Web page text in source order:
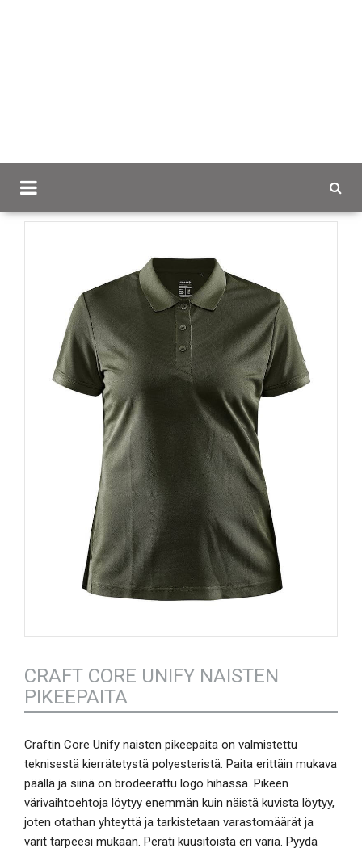
CRAFT CORE UNIFY NAISTEN
PIKEEPAITA
Craftin Core Unify naisten pikeepaita on valmistettu
teknisestä kierrätetystä polyesteristä. Paita erittäin mukava
päällä ja siinä on brodeerattu logo hihassa. Pikeen
värivaihtoehtoja löytyy enemmän kuin näistä kuvista löytyy,
joten otathan yhteyttä ja tarkistetaan varastomäärät ja
värit tarpeesi mukaan. Peräti kuusitoista eri väriä. Pyydä